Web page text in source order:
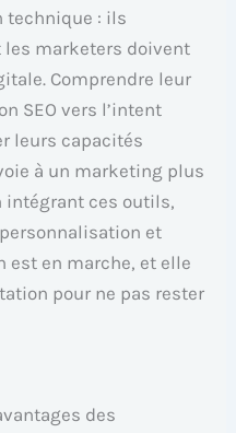
technique : ils
marketers doivent
Comprendre leur
SEO vers l’intent
leurs capacités
à un marketing plus
intégrant ces outils,
et
en marche, et elle
pour ne pas rester
des